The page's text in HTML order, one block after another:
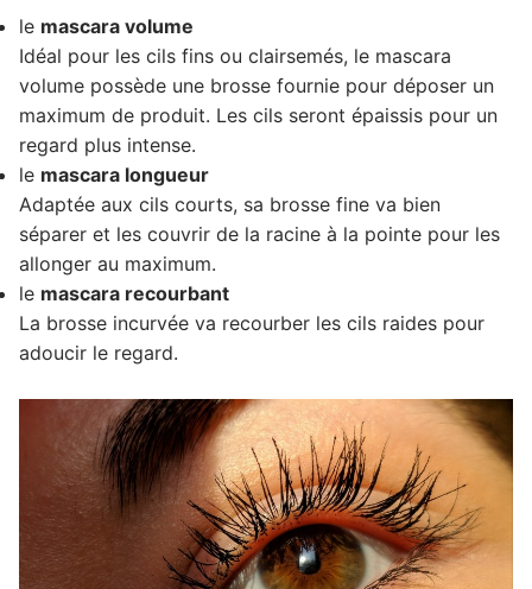
le mascara volume
Idéal pour les cils fins ou clairsemés, le mascara
volume possède une brosse fournie pour déposer un
maximum de produit. Les cils seront épaissis pour un
regard plus intense.
le mascara longueur
Adaptée aux cils courts, sa brosse fine va bien
séparer et les couvrir de la racine à la pointe pour les
allonger au maximum.
le mascara recourbant
La brosse incurvée va recourber les cils raides pour
adoucir le regard.